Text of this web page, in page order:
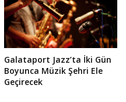
Galataport Jazz’ta İki Gün
Boyunca Müzik Şehri Ele
Geçirecek